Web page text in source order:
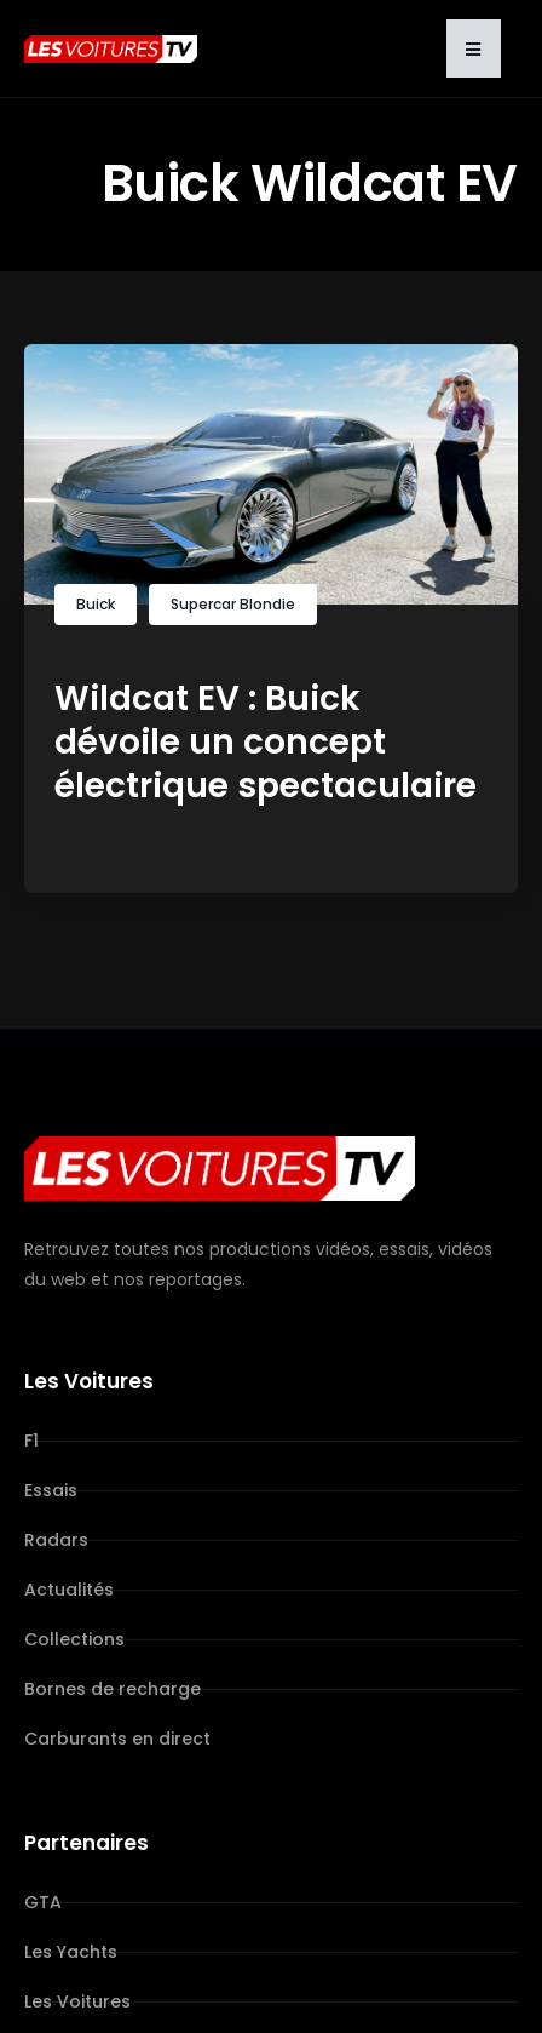
Buick Wildcat EV
Buick Supercar Blondie
Wildcat EV : Buick
dévoile un concept
électrique spectaculaire
Retrouvez toutes nos productions vidéos, essais, vidéos
du web et nos reportages.
Les Voitures
F1
Essais
Radars
Actualités
Collections
Bornes de recharge
Carburants en direct
Partenaires
GTA
Les Yachts
Les Voitures